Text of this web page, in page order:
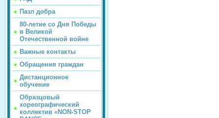
Пазл добра
80-летие со Дня Победы
в Великой
Отечественной войне
Важные контакты
Обращения граждан
Дистанционное
обучение
Образцовый
хореографический
коллектив «NON-STOP